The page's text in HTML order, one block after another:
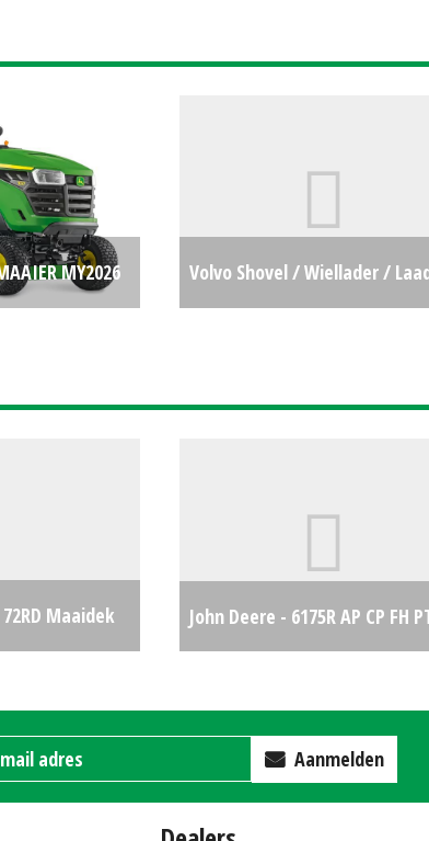
MY2026
Volvo Shovel / Wiellader /
Maaidek
John Deere - 6175R AP CP FH
Aanmelden